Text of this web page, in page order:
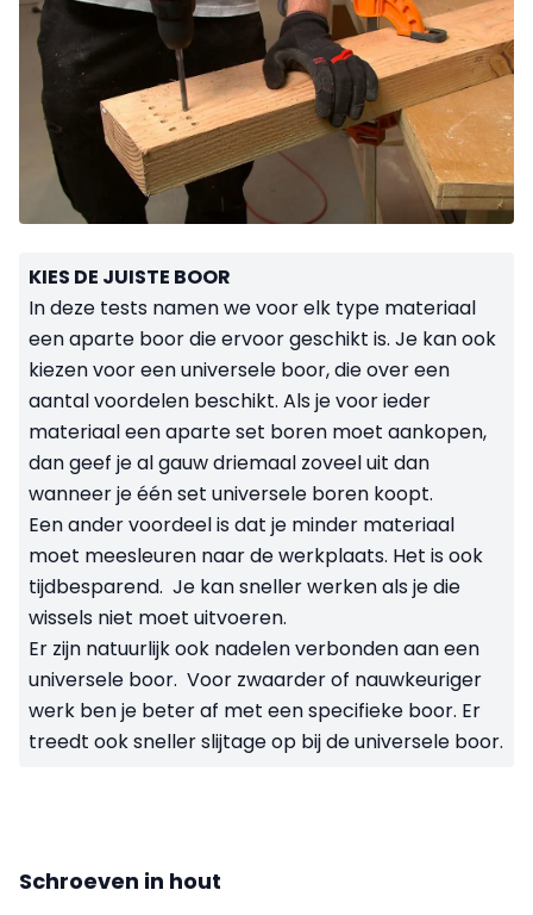
KIES DE JUISTE BOOR
In deze tests namen we voor elk type materiaal
een aparte boor die ervoor geschikt is. Je kan ook
kiezen voor een universele boor, die over een
aantal voordelen beschikt. Als je voor ieder
materiaal een aparte set boren moet aankopen,
dan geef je al gauw driemaal zoveel uit dan
wanneer je één set universele boren koopt.
Een ander voordeel is dat je minder materiaal
moet meesleuren naar de werkplaats. Het is ook
tijdbesparend. Je kan sneller werken als je die
wissels niet moet uitvoeren.
Er zijn natuurlijk ook nadelen verbonden aan een
universele boor. Voor zwaarder of nauwkeuriger
werk ben je beter af met een specifieke boor. Er
treedt ook sneller slijtage op bij de universele boor.
Schroeven in hout